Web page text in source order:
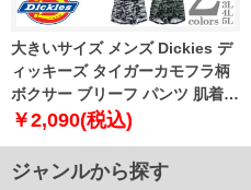
大きいサイズ メンズ Dickies デ
ィッキーズ タイガーカモフラ柄
ボクサー ブリーフ パンツ 肌着
下着 80533100
￥2,090(税込)
ジャンルから探す